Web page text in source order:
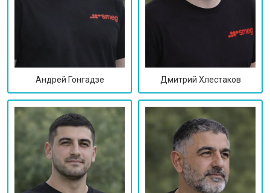
Андрей Гонгадзе Дмитрий Хлестаков